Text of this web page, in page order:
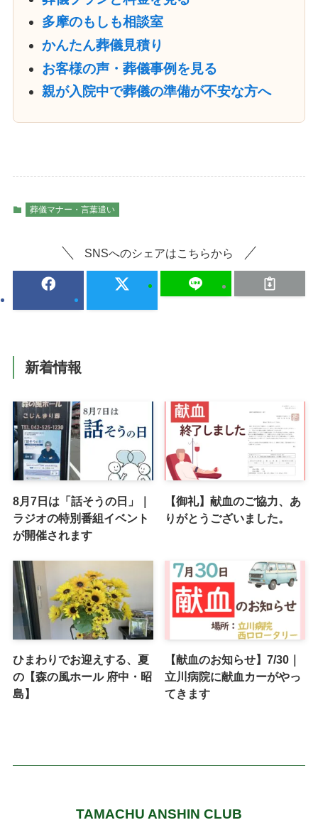
多摩のもしも相談室
かんたん葬儀見積り
お客様の声・葬儀事例を見る
親が入院中で葬儀の準備が不安な方へ
葬儀マナー・言葉遣い
SNSへのシェアはこちらから
新着情報
8月7日は「話そうの日」｜
ラジオの特別番組イベント
が開催されます
【御礼】献血のご協力、あ
りがとうございました。
ひまわりでお迎えする、夏
の【森の風ホール 府中・昭
島】
【献血のお知らせ】7/30｜
立川病院に献血カーがやっ
てきます
TAMACHU ANSHIN CLUB